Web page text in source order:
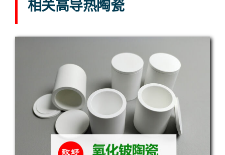
相关高导热陶瓷